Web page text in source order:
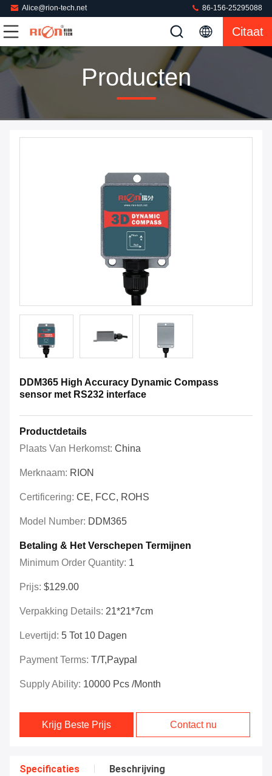
Alice@rion-tech.net 86-156-25295088
Citaat
Producten
DDM365 High Accuracy Dynamic Compass
sensor met RS232 interface
Productdetails
Plaats Van Herkomst: China
Merknaam: RION
Certificering: CE, FCC, ROHS
Model Number: DDM365
Betaling & Het Verschepen Termijnen
Minimum Order Quantity: 1
Prijs: $129.00
Verpakking Details: 21*21*7cm
Levertijd: 5 Tot 10 Dagen
Payment Terms: T/T,Paypal
Supply Ability: 10000 Pcs /month
Krijg Beste Prijs Contact nu
Specificaties Beschrijving